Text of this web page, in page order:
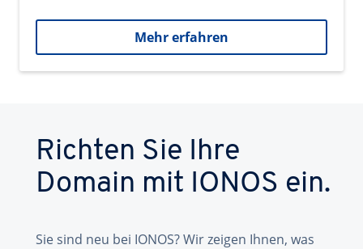
Mehr erfahren
Richten Sie Ihre
Domain mit IONOS ein.
Sie sind neu bei IONOS? Wir zeigen Ihnen, was